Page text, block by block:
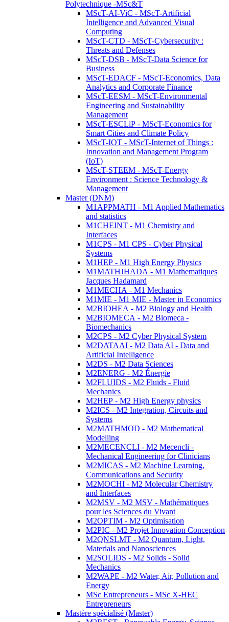
Polytechnique -MSc&T
MScT-AI-ViC - MScT-Artificial
Intelligence and Advanced Visual
Computing
MScT-CTD - MScT-Cybersecurity :
Threats and Defenses
MScT-DSB - MScT-Data Science for
Business
MScT-EDACF - MScT-Economics, Data
Analytics and Corporate Finance
MScT-EESM - MScT-Environmental
Engineering and Sustainability
Management
MScT-ESCLiP - MScT-Economics for
Smart Cities and Climate Policy
MScT-IOT - MScT-Internet of Things :
Innovation and Management Program
(IoT)
MScT-STEEM - MScT-Energy
Environment : Science Technology &
Management
Master (DNM)
M1APPMATH - M1 Applied Mathematics
and statistics
M1CHEINT - M1 Chemistry and
Interfaces
M1CPS - M1 CPS - Cyber Physical
Systems
M1HEP - M1 High Energy Physics
M1MATHJHADA - M1 Mathematiques
Jacques Hadamard
M1MECHA - M1 Mechanics
M1MIE - M1 MIE - Master in Economics
M2BIOHEA - M2 Biology and Health
M2BIOMECA - M2 Biomeca -
Biomechanics
M2CPS - M2 Cyber Physical System
M2DATAAI - M2 Data AI - Data and
Artificial Intelligence
M2DS - M2 Data Sciences
M2ENERG - M2 Énergie
M2FLUIDS - M2 Fluids - Fluid
Mechanics
M2HEP - M2 High Energy physics
M2ICS - M2 Integration, Circuits and
Systems
M2MATHMOD - M2 Mathematical
Modelling
M2MECENCLI - M2 Mecencli -
Mechanical Engineering for Clinicians
M2MICAS - M2 Machine Learning,
Communications and Security
M2MOCHI - M2 Molecular Chemistry
and Interfaces
M2MSV - M2 MSV - Mathématiques
pour les Sciences du Vivant
M2OPTIM - M2 Optimisation
M2PIC - M2 Projet Innovation Conception
M2QNSLMT - M2 Quantum, Light,
Materials and Nanosciences
M2SOLIDS - M2 Solids - Solid
Mechanics
M2WAPE - M2 Water, Air, Pollution and
Energy
MSc Entrepreneurs - MSc X-HEC
Entrepreneurs
Mastère spécialisé (Master)